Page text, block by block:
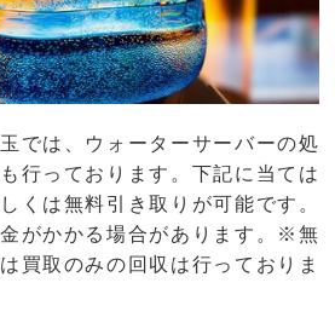
では、ウォーターサーバーの処
行っております。下記に当ては
くは無料引き取りが可能です。
がかかる場合があります。※無
買取のみの回収は行っておりま